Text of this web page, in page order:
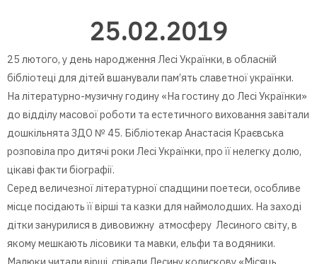
25.02.2019
25 лютого, у день народження Лесі Українки, в обласній
бібліотеці для дітей вшанували пам’ять славетної українки.
На літературно-музичну годину «На гостину до Лесі Українки»
до відділу масової роботи та естетичного виховання завітали
дошкільнята ЗДО № 45. Бібліотекар Анастасія Краєвська
розповіла про дитячі роки Лесі Українки, про її нелегку долю,
цікаві факти біографії.
Серед величезної літературної спадщини поетеси, особливе
місце посідають її вірші та казки для наймолодших. На заході
дітки занурилися в дивовижну атмосферу Лесиного світу, в
якому мешкають лісовики та мавки, ельфи та водяники.